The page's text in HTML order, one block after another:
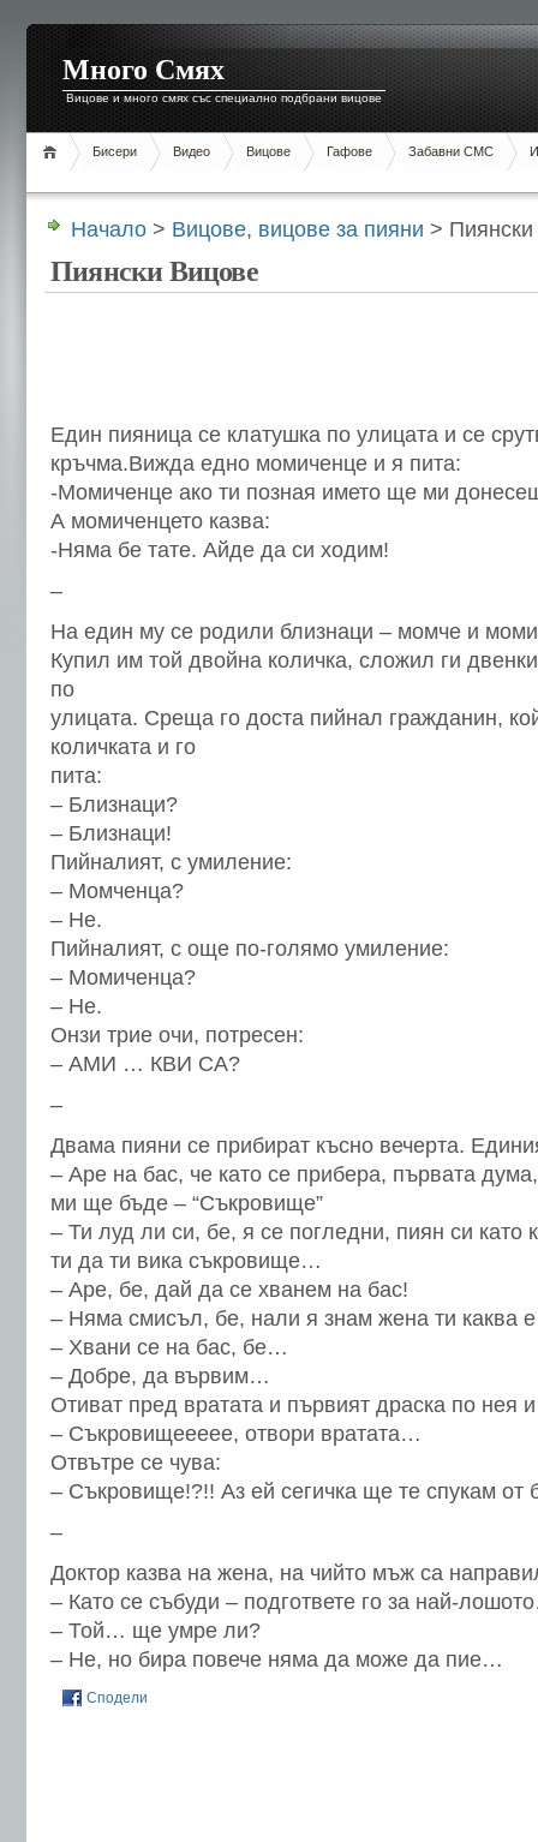
Много Смях
Вицове и много смях със специално подбрани вицове
Бисери Видео Вицове Гафове Забавни СМС
Начало > Вицове, вицове за пияни >
Пиянски Вицове
Един пияница се клатушка по улицата и се
кръчма.Вижда едно момиченце и я пита:
-Момиченце ако ти позная името ще ми
А момиченцето казва:
-Няма бе тате. Айде да си ходим!
–
На един му се родили близнаци – момче и
Купил им той двойна количка, сложил ги
по
улицата. Среща го доста пийнал гражданин,
количката и го
пита:
– Близнаци?
– Близнаци!
Пийналият, с умиление:
– Момченца?
– Не.
Пийналият, с още по-голямо умиление:
– Момиченца?
– Не.
Онзи трие очи, потресен:
– АМИ … КВИ СА?
–
Двама пияни се прибират късно вечерта.
– Аре на бас, че като се прибера, първата
ми ще бъде – “Съкровище”
– Ти луд ли си, бе, я се погледни, пиян си като
ти да ти вика съкровище…
– Аре, бе, дай да се хванем на бас!
– Няма смисъл, бе, нали я знам жена ти каква
– Хвани се на бас, бе…
– Добре, да вървим…
Отиват пред вратата и първият драска по нея
– Съкровищеееее, отвори вратата…
Отвътре се чува:
– Съкровище!?!! Аз ей сегичка ще те спукам от
–
Доктор казва на жена, на чийто мъж са
– Като се събуди – подгответе го за най-
– Той… ще умре ли?
– Не, но бира повече няма да може да пие…
Сподели